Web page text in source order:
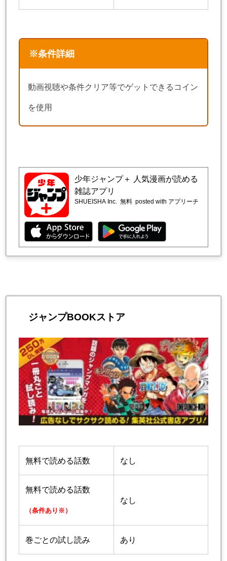
※条件詳細
動画視聴や条件クリア等でゲットできるコイン
を使用
少年ジャンプ＋ 人気漫画が読める
雑誌アプリ
SHUEISHA Inc. 無料 posted with アプリーチ
ジャンプBOOKストア
無料で読める話数 なし
無料で読める話数
（条件あり※）
なし
巻ごとの試し読み あり